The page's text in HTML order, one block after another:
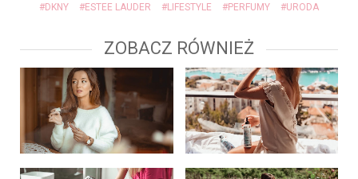
#DKNY #ESTEE LAUDER #LIFESTYLE #PERFUMY #URODA
ZOBACZ RÓWNIEŻ